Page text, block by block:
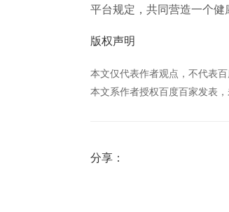
平台规定，共同营造一个健
版权声明
本文仅代表作者观点，不代表百
本文系作者授权百度百家发表，
分享：